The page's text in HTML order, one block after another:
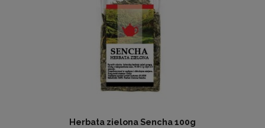
Herbata zielona Sencha 100g